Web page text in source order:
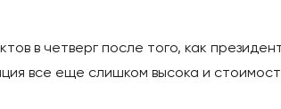
в четверг после того, как
все еще слишком высока и